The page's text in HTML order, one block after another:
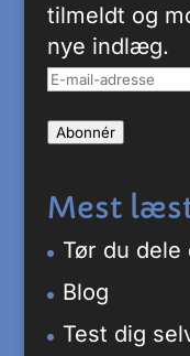
tilmeldt og
nye indlæg.
E-
adresse
Abonnér
Mest
Tør du dele
Blog
Test dig